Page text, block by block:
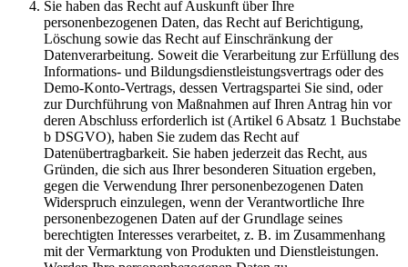
Sie haben das Recht auf Auskunft über Ihre
personenbezogenen Daten, das Recht auf Berichtigung,
Löschung sowie das Recht auf Einschränkung der
Datenverarbeitung. Soweit die Verarbeitung zur Erfüllung des
Informations- und Bildungsdienstleistungsvertrags oder des
Demo-Konto-Vertrags, dessen Vertragspartei Sie sind, oder
zur Durchführung von Maßnahmen auf Ihren Antrag hin vor
deren Abschluss erforderlich ist (Artikel 6 Absatz 1 Buchstabe
b DSGVO), haben Sie zudem das Recht auf
Datenübertragbarkeit. Sie haben jederzeit das Recht, aus
Gründen, die sich aus Ihrer besonderen Situation ergeben,
gegen die Verwendung Ihrer personenbezogenen Daten
Widerspruch einzulegen, wenn der Verantwortliche Ihre
personenbezogenen Daten auf der Grundlage seines
berechtigten Interesses verarbeitet, z. B. im Zusammenhang
mit der Vermarktung von Produkten und Dienstleistungen.